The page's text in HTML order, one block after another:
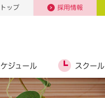
ップ 採用情報
ケジュール スクール